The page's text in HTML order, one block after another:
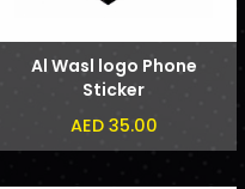
Al Wasl logo Phone
Sticker
AED 35.00